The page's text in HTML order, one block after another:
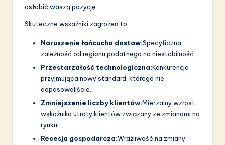
osłabić waszą pozycję.
Skuteczne wskaźniki zagrożeń to:
Naruszenie łańcucha dostaw:Specyficzna
zależność od regionu podatnego na niestabilność.
Przestarzałość technologiczna:Konkurencja
przyjmująca nowy standard, którego nie
dopasowaliście.
Zmniejszenie liczby klientów:Mierzalny wzrost
wskaźnika utraty klientów związany ze zmianami na
rynku.
Recesja gospodarcza:Wrażliwość na zmiany